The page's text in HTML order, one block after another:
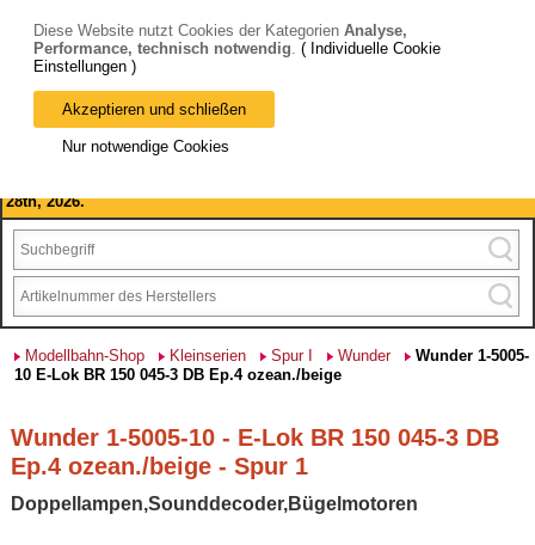
Bitte beachten Sie: wir machen Betriebsferien, vom 03. bis 28.
August 2026 haben wir geschlossen.
28th, 2026.
Modellbahn-Shop Kleinserien Spur I Wunder
Wunder 1-5005-
10 E-Lok BR 150 045-3 DB Ep.4 ozean./beige
Wunder 1-5005-10 - E-Lok BR 150 045-3 DB
Ep.4 ozean./beige - Spur 1
Doppellampen,Sounddecoder,Bügelmotoren
Diese Website nutzt Cookies der Kategorien Analyse,
Performance, technisch notwendig. ( Individuelle Cookie
Einstellungen )
Akzeptieren und schließen
Nur notwendige Cookies